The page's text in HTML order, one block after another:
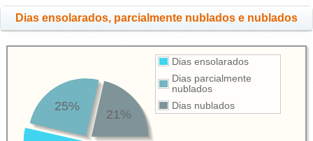
Dias ensolarados, parcialmente nublados e nublados
Dias ensolarados
Dias parcialmente
nublados
Dias nublados
25%
21%